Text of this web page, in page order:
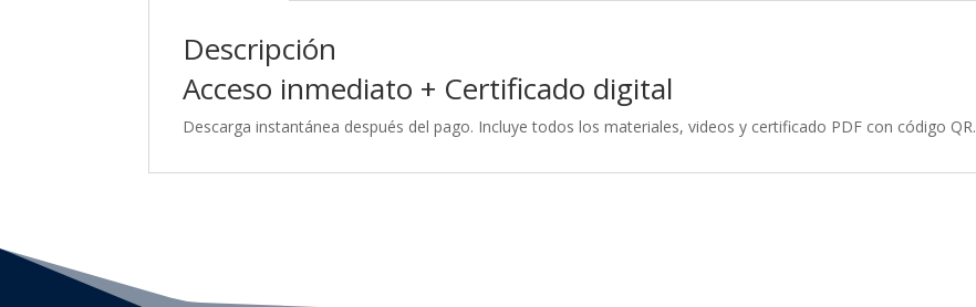
Descripción
Acceso inmediato + Certificado digital
Descarga instantánea después del pago. Incluye todos los materiales, videos y certificado PDF con código QR.